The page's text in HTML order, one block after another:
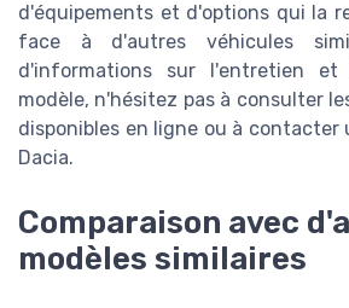
d'équipements et d'options qui la
face à d'autres véhicules
d'informations sur l'entretien
modèle, n'hésitez pas à consulter
disponibles en ligne ou à contacter
Dacia.
Comparaison avec
modèles similaires